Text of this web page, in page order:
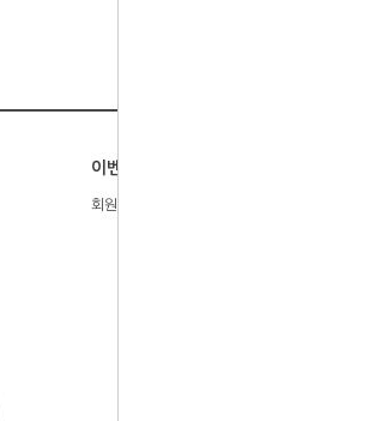
이벤트
회원등급제